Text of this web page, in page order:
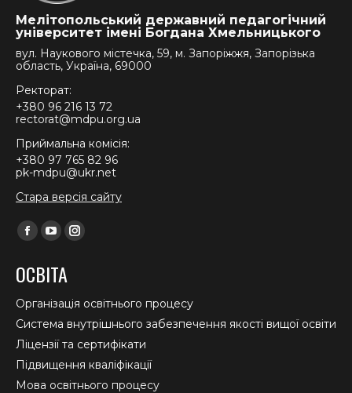
Мелітопольський державний педагогічний
університет імені Богдана Хмельницького
вул. Наукового містечка, 59, м. Запоріжжя, Запорізька
область, Україна, 69000
Ректорат:
+380 96 216 13 72
rectorat@mdpu.org.ua
Приймальна комісія:
+380 97 765 82 96
pk-mdpu@ukr.net
Стара версія сайту
Find us on:
Facebook
opens
in
new
window
YouTube
opens
in
new
window
Instagram
in
new
window
ОСВІТА
Організація освітнього процесу
Система внутрішнього забезпечення якості вищої освіти
Ліцензії та сертифікати
Підвищення кваліфікації
Мова освітнього процесу